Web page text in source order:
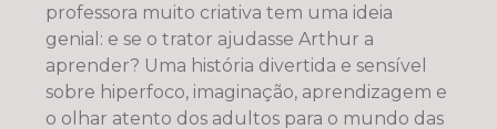
professora muito criativa tem uma ideia
genial: e se o trator ajudasse Arthur a
aprender? Uma história divertida e sensível
sobre hiperfoco, imaginação, aprendizagem e
o olhar atento dos adultos para o mundo das